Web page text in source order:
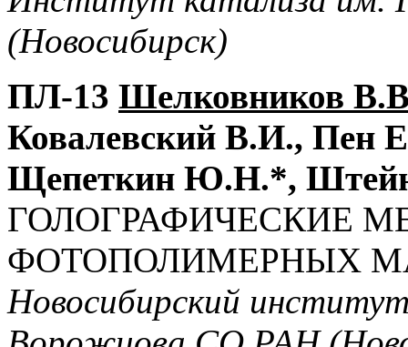
(Новосибирск)
ПЛ-13 Шелковников
Ковалевский В.И., Пен
Щепеткин Ю.Н.*,
ГОЛОГРАФИЧЕСКИЕ
ФОТОПОЛИМЕРНЫХ
Новосибирский